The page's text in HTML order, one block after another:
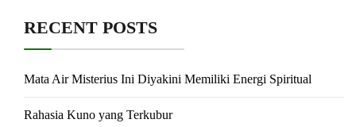
RECENT POSTS
Mata Air Misterius Ini Diyakini Memiliki Energi Spiritual
Rahasia Kuno yang Terkubur